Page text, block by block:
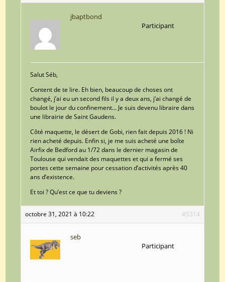
jbaptbond
Participant
Salut Séb,
Content de te lire. Eh bien, beaucoup de choses ont
changé, j’ai eu un second fils il y a deux ans, j’ai changé de
boulot le jour du confinement… Je suis devenu libraire dans
une librairie de Saint Gaudens.
Côté maquette, le désert de Gobi, rien fait depuis 2016 ! Ni
rien acheté depuis. Enfin si, je me suis acheté une boîte
Airfix de Bedford au 1/72 dans le dernier magasin de
Toulouse qui vendait des maquettes et qui a fermé ses
portes cette semaine pour cessation d’activités après 40
ans d’existence.
Et toi ? Qu’est ce que tu deviens ?
octobre 31, 2021 à 10:22 #5314
seb
Participant